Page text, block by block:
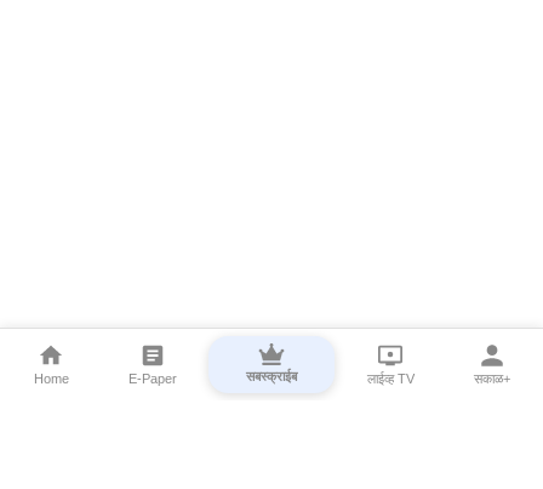
Home E-Paper सबस्क्राईब लाईव्ह TV सकाळ+